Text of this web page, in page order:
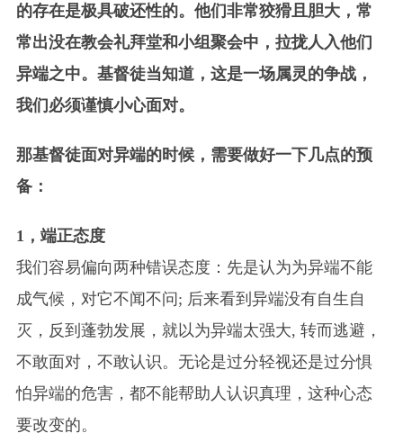
的存在是极具破还性的。他们非常狡猾且胆大，常
常出没在教会礼拜堂和小组聚会中，拉拢人入他们
异端之中。基督徒当知道， 这是一场属灵的争战，
我们必须谨慎小心面对。
那基督徒面对异端的时候，需要做好一下几点的预
备：
1，端正态度
我们容易偏向两种错误态度：先是认为为异端不能
成气候，对它不闻不问; 后来看到异端没有自生自
灭，反到蓬勃发展，就以为异端太强大, 转而逃避，
不敢面对，不敢认识。无论是过分轻视还是过分惧
怕异端的危害，都不能帮助人认识真理，这种心态
要改变的。